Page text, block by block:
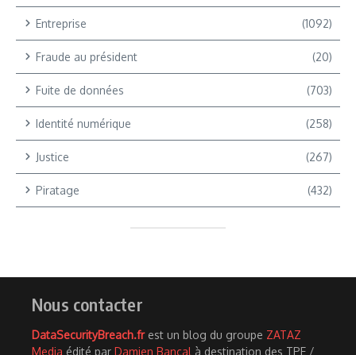
Entreprise (1092)
Fraude au président (20)
Fuite de données (703)
Identité numérique (258)
Justice (267)
Piratage (432)
Nous contacter
DataSecurityBreach.frest un blog du groupe ZATAZ
Media édité par Damien Bancal à destination des TPE /